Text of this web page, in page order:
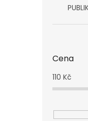
Cena
110 Kč